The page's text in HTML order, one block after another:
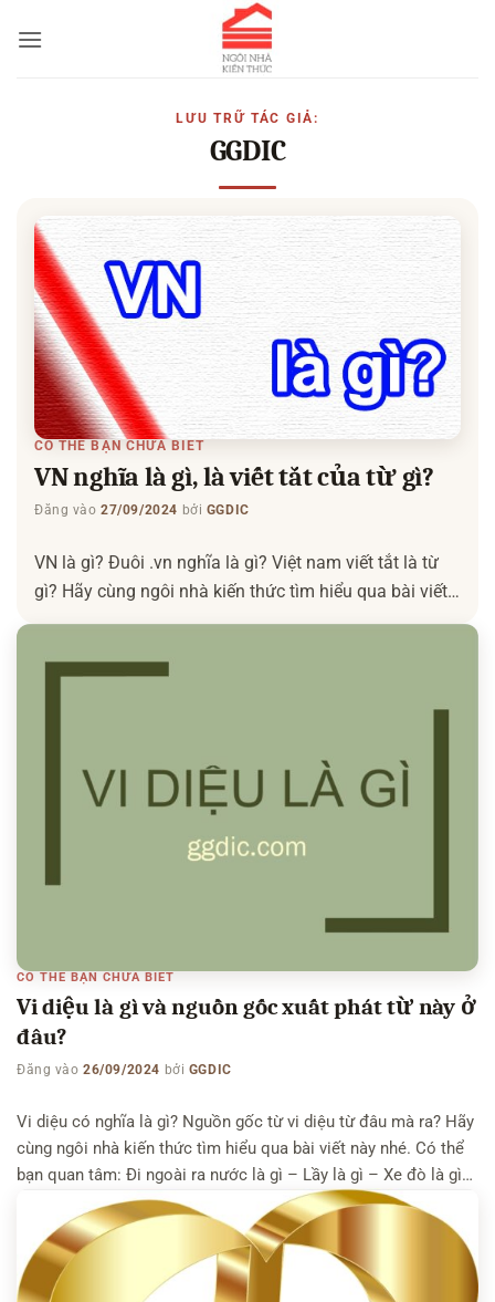
qua
LƯU TRỮ TÁC GIẢ:
GGDIC
CÓ THỂ BẠN CHƯA BIẾT
VN nghĩa là gì, là viết tắt của từ gì?
Đăng vào27/09/2024 bởi GGDIC
VN là gì? Đuôi .vn nghĩa là gì? Việt nam viết tắt là từ
gì? Hãy cùng ngôi nhà kiến thức tìm hiểu qua bài viết
này nhé. Có thể bạn quan tâm: Ngôn tình là gì – CPN
của từ gì? […]
CÓ THỂ BẠN CHƯA BIẾT
Vi diệu là gì và nguồn gốc xuất phát từ này ở
đâu?
Đăng vào26/09/2024 bởi GGDIC
Vi diệu có nghĩa là gì? Nguồn gốc từ vi diệu từ đâu mà ra? Hãy
cùng ngôi nhà kiến thức tìm hiểu qua bài viết này nhé. Có thể
bạn quan tâm: Đi ngoài ra nước là gì – Lầy là gì – Xe đò là gì
Vi diệu là gì? Vi diệu” (微妙) […]